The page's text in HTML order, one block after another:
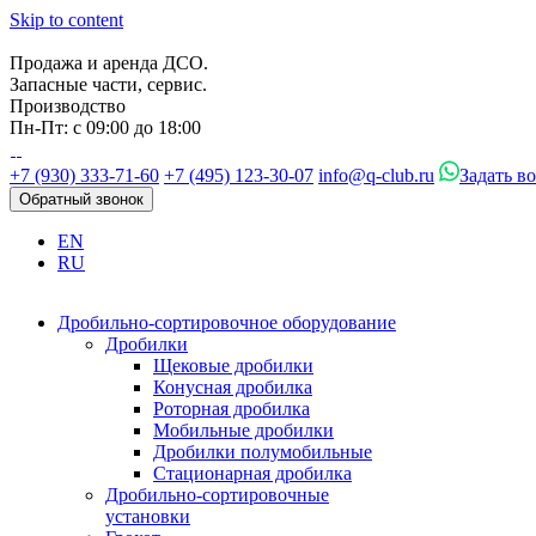
Skip to content
Продажа и аренда ДСО.
Запасные части, сервис.
Производство
Пн-Пт: с 09:00 до 18:00
+7 (930) 333-71-60 +7 (495) 123-30-07 info@q-club.ru Задать
Обратный звонок
EN
RU
Дробильно-сортировочное оборудование
Дробилки
Щековые дробилки
Конусная дробилка
Роторная дробилка
Мобильные дробилки
Дробилки полумобильные
Стационарная дробилка
Дробильно-сортировочные
установки